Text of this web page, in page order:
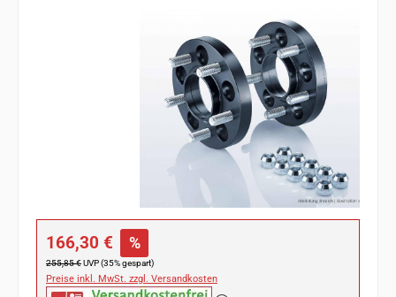
Verkaufspreis:
166,30 € %
Regulärer Preis:
255,85 €UVP (35% gespart)
Preise inkl. MwSt. zzgl. Versandkosten